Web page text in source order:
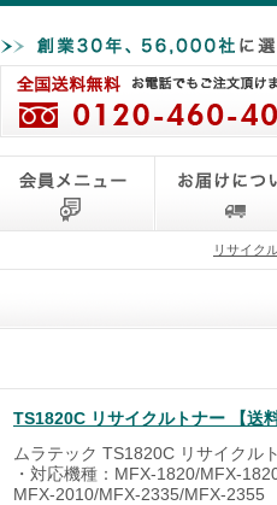
リサイク
TS1820C リサイクルトナー 【送
ムラテック TS1820C リサイクル
・対応機種：MFX-1820/MFX-
MFX-2010/MFX-2335/MFX-2355